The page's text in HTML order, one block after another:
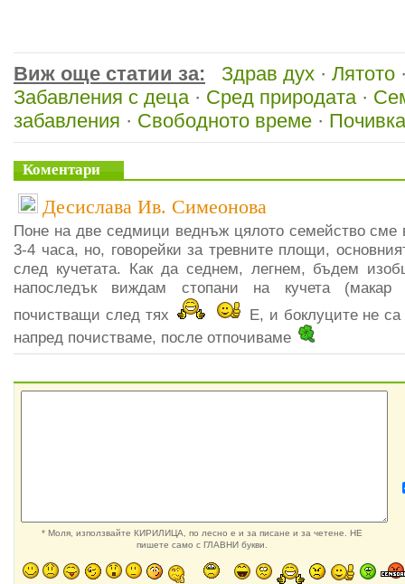
Виж още статии за: Здрав дух · Лятото
Забавления с деца· Сред природата·
забавления · Свободното време ·
Коментари
Десислава Ив. Симеонова
Поне на две седмици веднъж цялото семейство сме
3-4 часа, но, говорейки за тревните площи,
след кучетата. Как да седнем, легнем, бъдем
напоследък виждам стопани на кучета (макар
почистващи след тях
Е, и боклуците не
напред почистваме, после отпочиваме
* Моля, използвайте КИРИЛИЦА, по лесно е и за писане и за четене. НЕ
пишете само с ГЛАВНИ букви.